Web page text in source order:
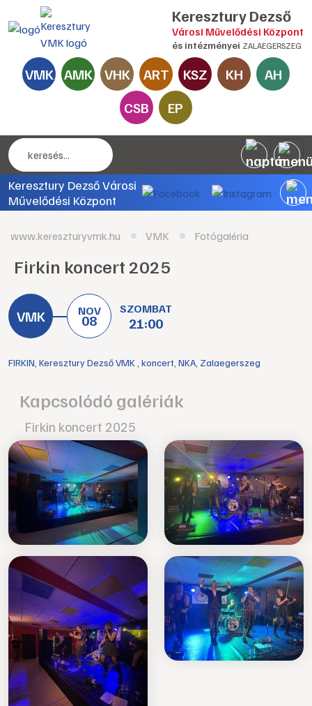
Keresztury Dezső
Városi Művelődési Központ
és intézményei ZALAEGERSZEG
VMK AMK VHK ART KSZ KH
AH
CSB
EP
Keresztury Dezső Városi
Művelődési Központ
www.kereszturyvmk.hu VMK Fotógaléria
Firkin koncert 2025
NOV
08
SZOMBAT
21:00
FIRKIN Keresztury Dezső VMK koncert NKA Zalaegerszeg
Kapcsolódó galériák
Firkin koncert 2025